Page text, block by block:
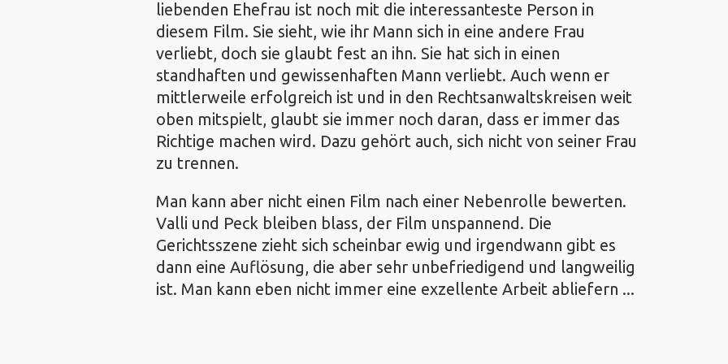
liebenden Ehefrau ist noch mit die interessanteste Person in
diesem Film. Sie sieht, wie ihr Mann sich in eine andere Frau
verliebt, doch sie glaubt fest an ihn. Sie hat sich in einen
standhaften und gewissenhaften Mann verliebt. Auch wenn er
mittlerweile erfolgreich ist und in den Rechtsanwaltskreisen weit
oben mitspielt, glaubt sie immer noch daran, dass er immer das
Richtige machen wird. Dazu gehört auch, sich nicht von seiner Frau
zu trennen.
Man kann aber nicht einen Film nach einer Nebenrolle bewerten.
Valli und Peck bleiben blass, der Film unspannend. Die
Gerichtsszene zieht sich scheinbar ewig und irgendwann gibt es
dann eine Auflösung, die aber sehr unbefriedigend und langweilig
ist. Man kann eben nicht immer eine exzellente Arbeit abliefern ...